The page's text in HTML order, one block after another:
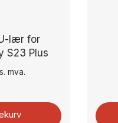
lær for
S23 Plus
mva.